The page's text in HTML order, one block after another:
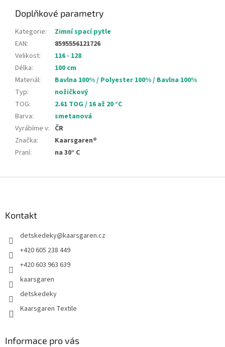
Doplňkové parametry
Kategorie:
Zimní spací pytle
EAN:
8595556121726
Velikost:
116 - 128
Délka:
100 cm
Materiál:
Bavlna 100% / Polyester 100% / Bavlna 100%
Typ:
nožičkový
TOG:
2.61 TOG / 16 až 20 °C
Barva:
smetanová
Vyrábíme v: ČR
Značka:
Kaarsgaren®
Praní: na 30° C
Kontakt
detskedeky@kaarsgaren.cz
+420 605 238 449
+420 603 963 639
kaarsgaren
detskedeky
Kaarsgaren Textile
Informace pro vás